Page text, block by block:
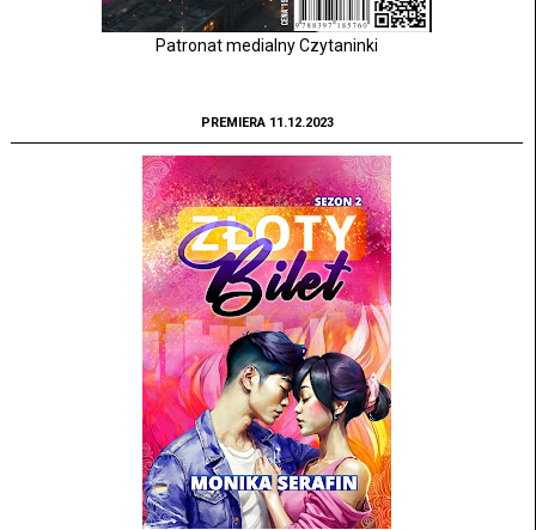
Patronat medialny Czytaninki
PREMIERA 11.12.2023